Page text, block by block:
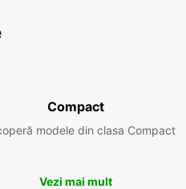
Compact
modele din clasa Compact
Vezi mai mult